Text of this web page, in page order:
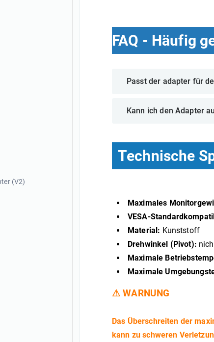
(V2)
FAQ - Häufig
Passt der adapter für
Kann ich den Adapter
Technische
Maximales
VESA-
Material: Kunststoff
Drehwinkel (Pivot):
Maximale
Maximale
⚠ WARNUNG
Das Überschreiten der
kann zu schweren